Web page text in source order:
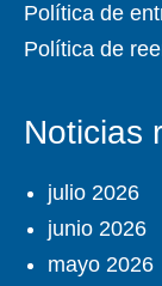
Política de
Política de
Noticias
julio 2026
junio 2026
mayo 2026